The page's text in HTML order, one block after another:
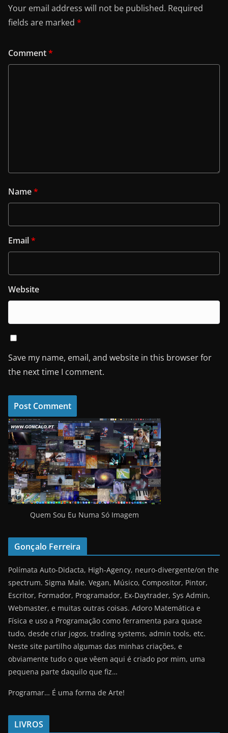
Your email address will not be published. Required
fields are marked *
Comment*
Name*
Email*
Website
Save my name, email, and website in this browser for
the next time I comment.
Quem Sou Eu Numa Só Imagem
Gonçalo Ferreira
Polímata Auto-Didacta, High-Agency, neuro-divergente/on the
spectrum. Sigma Male. Vegan, Músico, Compositor, Pintor,
Escritor, Formador, Programador, Ex-Daytrader, Sys Admin,
Webmaster, e muitas outras coisas. Adoro Matemática e
Física e uso a Programação como ferramenta para quase
tudo, desde criar jogos, trading systems, admin tools, etc.
Neste site partilho algumas das minhas criações, e
obviamente tudo o que vêem aqui é criado por mim, uma
pequena parte daquilo que fiz…
Programar… É uma forma de Arte!
LIVROS